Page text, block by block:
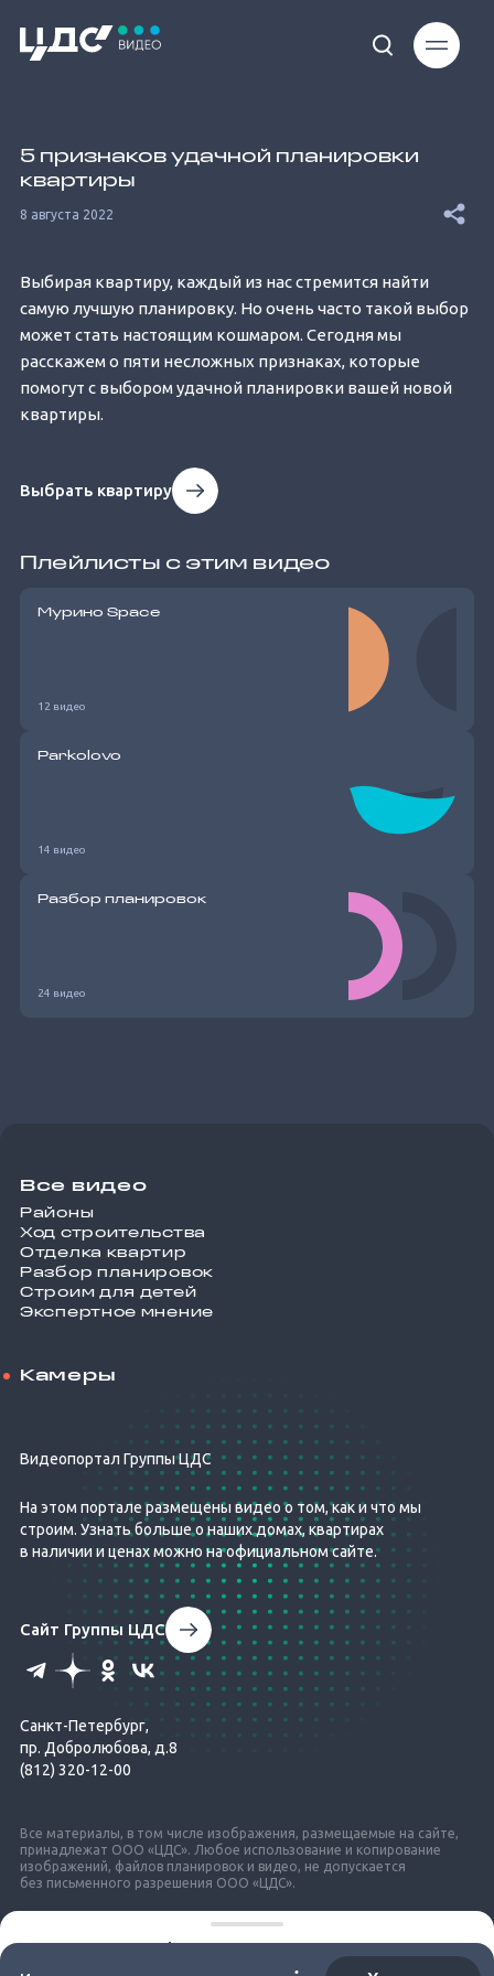
4.85%
5 признаков удачной планировки
квартиры
8 августа 2022
Выбирая квартиру, каждый из нас стремится найти
самую лучшую планировку. Но очень часто такой выбор
может стать настоящим кошмаром. Сегодня мы
расскажем о пяти несложных признаках, которые
помогут с выбором удачной планировки вашей новой
квартиры.
Выбрать квартиру
Плейлисты с этим видео
Мурино Space
12 видео
Parkolovo
14 видео
Разбор планировок
24 видео
Все видео
Районы
Ход строительства
Отделка квартир
Разбор планировок
Строим для детей
Экспертное мнение
Камеры
Видеопортал Группы ЦДС
На этом портале размещены видео о том, как и что мы
строим. Узнать больше о наших домах, квартирах
в наличии и ценах можно на официальном сайте.
Все материалы, в том числе изображения, размещаемые на сайте,
принадлежат ООО «ЦДС». Любое использование и копирование
изображений, файлов планировок и видео, не допускается
без письменного разрешения ООО «ЦДС».
Сайт Группы ЦДС
Санкт-Петербург,
пр. Добролюбова, д.8
(812) 320-12-00